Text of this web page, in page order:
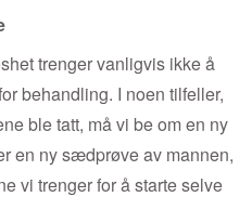
trenger vanligvis ikke å
behandling. I noen tilfeller,
ble tatt, må vi be om en ny
en ny sædprøve av mannen,
vi trenger for å starte selve